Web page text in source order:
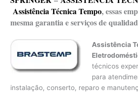
Assistência Técnica Tempo, essas
mesma garantia e serviços de
Assistência
técnicos
para
instalação, conserto, reparo e